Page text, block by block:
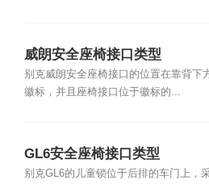
威朗安全座椅接口类型
别克威朗安全座椅接口的位置在靠背下
徽标，并且座椅接口位于徽标的...
GL6安全座椅接口类型
别克GL6的儿童锁位于后排的车门上，